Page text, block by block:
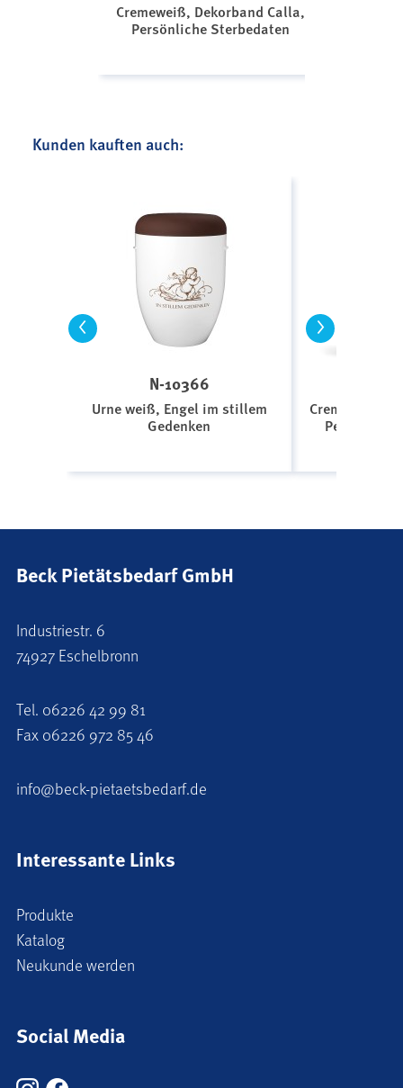
Cremeweiß, Dekorband Calla,
Persönliche Sterbedaten
Kunden kauften auch:
<
N-10366
Urne weiß, Engel im stillem
Gedenken
Cremeweiß,
>
Beck Pietätsbedarf GmbH
Industriestr. 6
74927 Eschelbronn
Tel. 06226 42 99 81
Fax 06226 972 85 46
info@beck-pietaetsbedarf.de
Interessante Links
Produkte
Katalog
Neukunde werden
Social Media